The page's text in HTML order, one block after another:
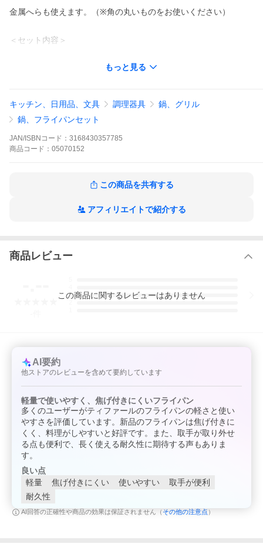
金属へらも使えます。（※角の丸いものをお使いください）
＜セット内容＞
※電磁調理器（IH）には使えません。
※ティファール専用取っ手以外は使用しないでください。
◆取っ手がとれて、使い方自由自在！
3.アツアツのままテーブルへ
きにくさが長持ちします。
◆特許技術の取っ手でしっかりフィット
・ティファール独自の技術「3点固定システム」で、抜群の安定
感。
・片手で簡単に着脱できるので、調理中の付け替えもスピーディ
ー。
・「インジニオ」シリーズすべてに対応しているので、買い替え
や買い増しも安心です。
＊＊＊ご注意＊＊＊
ティファールの取っ手のボタンは、使い始めは非常に固く、初回
の使用時は、かなり強い力で押していただく必要があります。
なお、一度動いた後、2回目からはスムーズに開きますのでご安心
もっと見る
キッチン、日用品、文具 調理器具
鍋、グリル
鍋、フライパンセット
JAN/ISBNコード： 3168430357785
商品 コード： 05070152
この商品を共有する
アフィリエイトで紹介する
商品レビュー
3
この商品に関するレビューはありません
AI要約
他ストアのレビューを含めて要約しています
軽量で使いやすく、焦げ付きにくいフライパン
多くのユーザーがティファールのフライパンの軽さと使い
やすさを評価しています。新品のフライパンは焦げ付きに
くく、料理がしやすいと好評です。また、取手が取り外せ
る点も便利で、長く使える耐久性に期待する声もありま
す。
良い点
軽量
焦げ付きにくい 使いやすい
取手が便利
耐久性
AI回答の正確性や商品の効果は保証されません（ その他の注意点 ）